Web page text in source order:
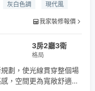
灰白色調 現代風
我家裝修報價
3房2廳3衛
格局
劃，使光線貫穿整個場
，空間更為寬敞舒適；